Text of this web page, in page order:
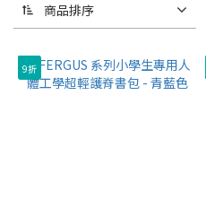
商品排序
9折